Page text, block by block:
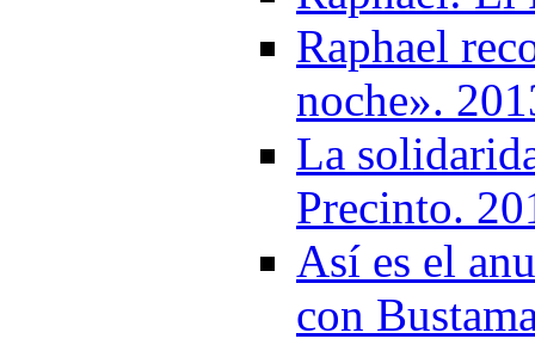
Raphael
noche».
La
Precinto.
Así es el
con